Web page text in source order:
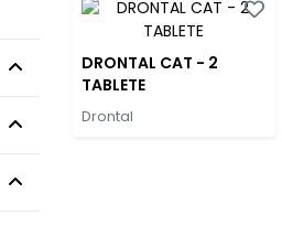
DRONTAL CAT - 2
TABLETE
Drontal